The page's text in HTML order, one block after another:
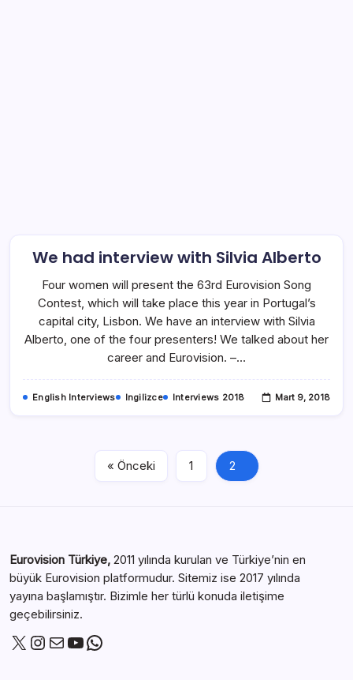
We had interview with Silvia Alberto
Four women will present the 63rd Eurovision Song
Contest, which will take place this year in Portugal’s
capital city, Lisbon. We have an interview with Silvia
Alberto, one of the four presenters! We talked about her
career and Eurovision. –…
English Interviews Ingilizce Interviews 2018 Mart 9, 2018
« Önceki 1 2
Eurovision Türkiye, 2011 yılında kurulan ve Türkiye’nin en
büyük Eurovision platformudur. Sitemiz ise 2017 yılında
yayına başlamıştır. Bizimle her türlü konuda iletişime
geçebilirsiniz.